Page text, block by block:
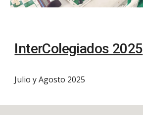
InterColegiados 2025
Julio y Agosto 2025